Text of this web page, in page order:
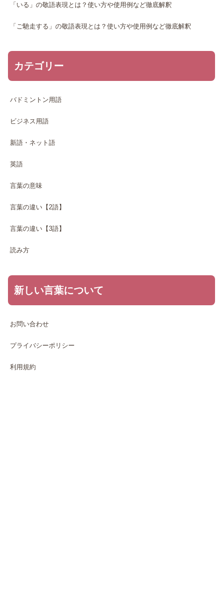
「いる」の敬語表現とは？使い方や使用例など徹底解釈
「ご馳走する」の敬語表現とは？使い方や使用例など徹底解釈
カテゴリー
バドミントン用語
ビジネス用語
新語・ネット語
英語
言葉の意味
言葉の違い【2語】
言葉の違い【3語】
読み方
新しい言葉について
お問い合わせ
プライバシーポリシー
利用規約